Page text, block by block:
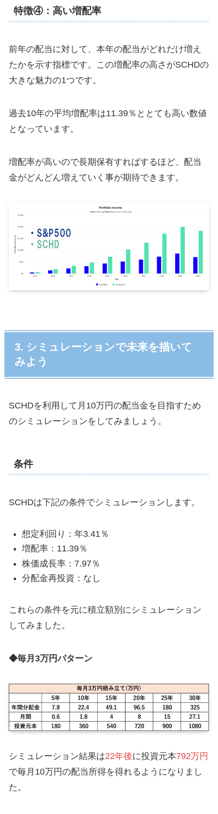
特徴④：高い増配率
前年の配当に対して、本年の配当がどれだけ増え
たかを示す指標です。この増配率の高さがSCHDの
大きな魅力の1つです。
過去10年の平均増配率は11.39％ととても高い数値
となっています。
増配率が高いので長期保有すればするほど、配当
金がどんどん増えていく事が期待できます。
3. シミュレーションで未来を描いて
みよう
SCHDを利用して月10万円の配当金を目指すため
のシミュレーションをしてみましょう。
条件
SCHDは下記の条件でシミュレーションします。
想定利回り：年3.41％
増配率：11.39％
株価成長率：7.97％
分配金再投資：なし
これらの条件を元に積立額別にシミュレーション
してみました。
◆毎月3万円パターン
シミュレーション結果は22年後に投資元本792万円
で毎月10万円の配当所得を得れるようになりまし
た。